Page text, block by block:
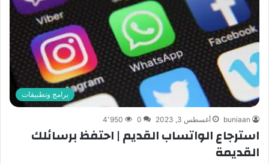
برامج وتطبيقات
buniaan أغسطس 3, 2023 0 4٬950
استرجاع الواتساب القديم | احتفظ برسائلك
القديمة